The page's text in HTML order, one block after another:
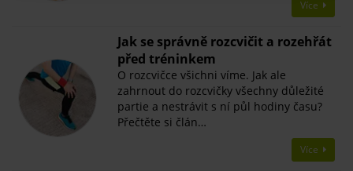
Více
Jak se správně rozcvičit a rozehřát
před tréninkem
O rozcvičce všichni víme. Jak ale
zahrnout do rozcvičky všechny důležité
partie a nestrávit s ní půl hodiny času?
Přečtěte si člán…
Více